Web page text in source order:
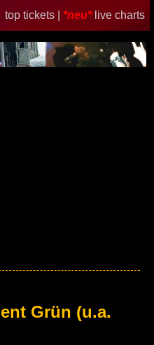
top tickets | *neu* live charts
Grün (u.a.